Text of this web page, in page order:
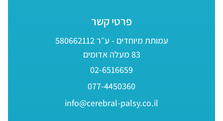
פרטי קשר
עמותת מיוחדים - ע״ר 580662112
83 מעלה אדומים
02-6516659
077-4450360
info@cerebral-palsy.co.il